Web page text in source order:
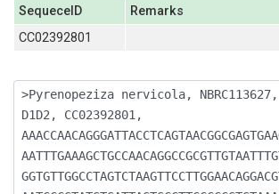
SequeceID
Remarks
CC02392801